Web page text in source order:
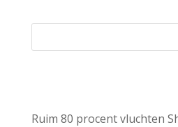
Ruim 80 procent vluchten